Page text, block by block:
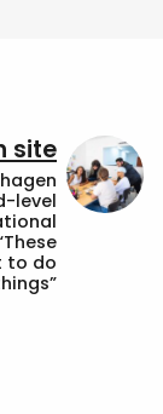
site
level
to do